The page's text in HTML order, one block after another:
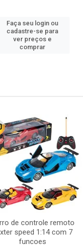
Faça seu login ou
cadastre-se para
ver preços e
comprar
de controle remoto
speed 1:14 com 7
funcoes